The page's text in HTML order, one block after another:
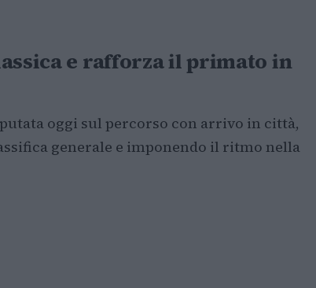
e rafforza il primato in
oggi sul percorso con arrivo in città,
generale e imponendo il ritmo nella